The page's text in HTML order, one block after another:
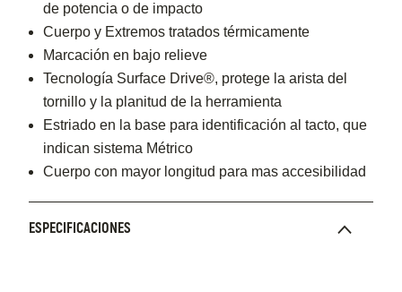
de potencia o de impacto
Cuerpo y Extremos tratados térmicamente
Marcación en bajo relieve
Tecnología Surface Drive®, protege la arista del
tornillo y la planitud de la herramienta
Estriado en la base para identificación al tacto, que
indican sistema Métrico
Cuerpo con mayor longitud para mas accesibilidad
ESPECIFICACIONES